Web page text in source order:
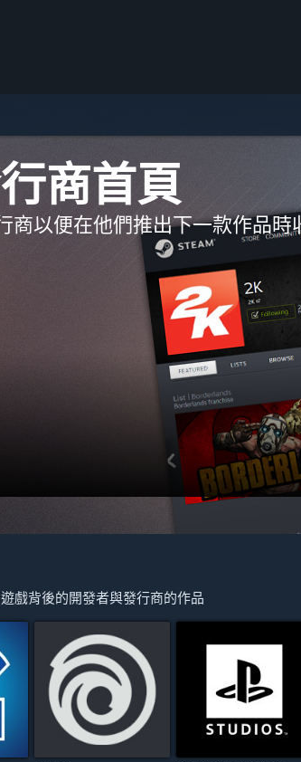
商首頁
商以便在他們推出下一款作品時
戲背後的開發者與發行商的作品